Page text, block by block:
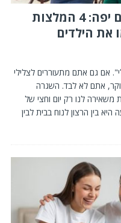
שבת בבוקר יום יפה: 4 המלצות
את הילדים
אם גם אתם מתעוררים לצלילי
אתם לא לבד. השגרה
משאירה לנו רק יום וחצי של
בין הרצון לנוח בבית לבין